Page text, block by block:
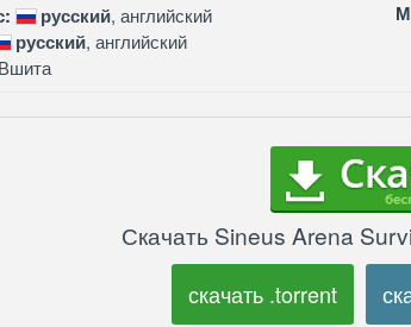
русский, английский
русский, английский
Вшита
Скачать Sineus Arena
скачать .torrent